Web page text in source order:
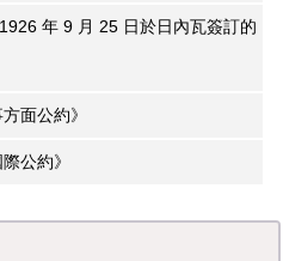
年 9 月 25 日於日內瓦簽訂的
面公約》
公約》